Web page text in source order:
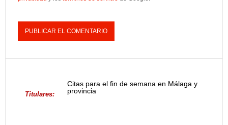
Titulares:
Citas para el fin de semana en Málaga y
provincia